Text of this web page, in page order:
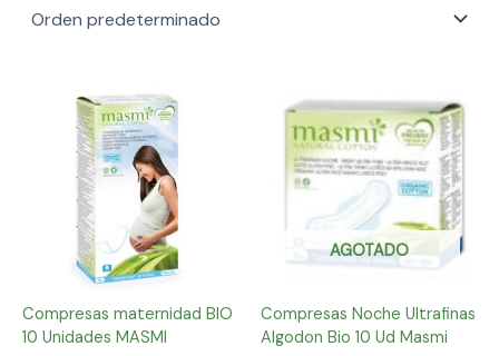
Compresas maternidad BIO
10 Unidades MASMI
AGOTADO
Compresas Noche Ultrafinas
Algodon Bio 10 Ud Masmi